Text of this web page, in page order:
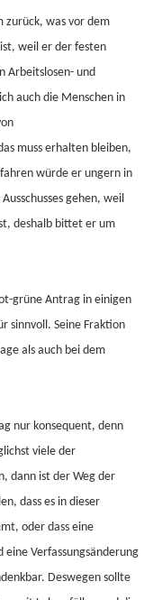
zurück, was vor dem
weil er der festen
Arbeitslosen- und
auch die Menschen in
muss erhalten bleiben,
würde er ungern in
gehen, weil
deshalb bittet er um
grüne Antrag in einigen
sinnvoll. Seine Fraktion
als auch bei dem
nur konsequent, denn
viele der
dann ist der Weg der
dass es in dieser
oder dass eine
Verfassungsänderung
Deswegen sollte